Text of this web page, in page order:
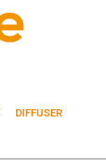
DIFFUSER